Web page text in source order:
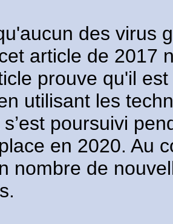
des virus
article de 2017
prouve qu'il
utilisant les
poursuivi
en 2020. Au
nombre de